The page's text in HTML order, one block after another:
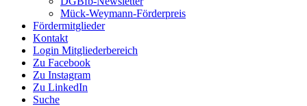
Mück-Weymann-Förderpreis
Fördermitglieder
Kontakt
Login Mitgliederbereich
Zu Facebook
Zu Instagram
Zu LinkedIn
Suche